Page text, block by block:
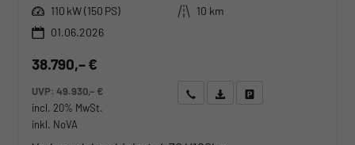
Leistung 110 kW (150 PS) Kilometerstand
10 km
01.06.2026
38.790,– €
UVP:49.930,– €
incl. 20% MwSt.
inkl. NoVA
Wir rufen Sie anAngebot drucken (PDF)